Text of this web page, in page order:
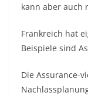
kann aber auch
Frankreich hat
Beispiele sind
Die Assurance-